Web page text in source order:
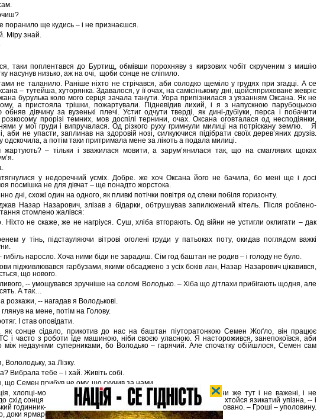
поранило ще кудись – і не признаєшся.
Міру знай.
таки поплентався до Буртищ, обмівши порохняву з кирзових чобіт скрученим з мишію
насунув низько, аж на очі, щоби сонце не сліпило.
не таланило. Раніше ніхто не стрічався, аби солодко щеміло у грудях при згадці. А се
– тутейша, хуторянка. Здавалося, у її очах, на самісінькому дні, щойсяприховане жевріє
бурулька коло мого серця зачала танути. Уора припізнилася з уязанням Оксана. Як не
а пристояла трішки, пожартували. Підневідив лихий, і я з напускною парубоцькою
дівчину за вузенькі плечі. Устиг одчути тверді, як дині-дубіуки, перса і побачити
розкосому прорізі темних, мов доспілі тернини, очах. Оксана оговталася од несподіянки,
у мої груди і випручалася. Од різкого руху гримнули милиці на потріскану землю.
Я
аби не упасти, заплинав на здоровій нозі, силкуючися підібрати своїх дерев’яних друзів.
одскочила, а потім таки притримала мене за лікоть а подала милиці.
– тільки і зважилася мовити, а зарум’янилася так, що на смаглявих щоках
у недоречний усміх. Добре. же хоч Оксана його не бачила, бо мені ще і досі
посмішка не для дівчат – ще понадто жорстока.
дні, схожі один на одного, як пливкі потічки повітря од спеки побіля горизонту.
Назар Назарович, злізав з бідарки, обтрушував запилюжений кітель. Після роблено-
стомлено жалівся:
Ніхто не скаже, же не нагріуся. Суш, хліба втгорають. Од війни не устигли оклигати – дак
у тінь, підстауляючи вітрові оголені груди у патьоках поту, окидав поглядом важкі
гибіль наросло. Хоча ними біди не зарадиш. Сім год баштан не родив – і голоду не було.
підживлювався гарбузами, якими обсаджено з усіх боків лан, Назар Назарович цікавився,
що нового.
-- умощувався зручніше на соломі Володько. – Хіба що дітлахи прибігають щодня, але
А так…
розкажи, -- нагадав я Володькові.
глянув на мене, потім на Голову.
І став оповідати.
як сонце сідало, прикотив до нас на баштан піуторатонкою Семен Жоґло, він працює
і часто з роботи їде машиною, ніби своєю уласною. Я насторожився, занепокоївся, аби
між недауніми суперниками, бо Володько – гарячий. Але спочатку обійшлося, Семен сам
Вололодьку, за Лізку.
Вибрала тебе – і хай. Живіть собі.
що Семен прибув не ому, що скучив за нами.
хлопці-молодці. Давайте увантажимо машину кавунами. Вони же тут і не важені, і не
схід сонця на базар,найпаче – у Златопіль, бо у капітанівці ще хтойся язикатий упізна, -- і
годинник-штампучку, у нього, пойнятно, уже гусьо осьо розраховано. – Гроші – уполовину.
доки ярмарок – підморгнув по-змовницькому.